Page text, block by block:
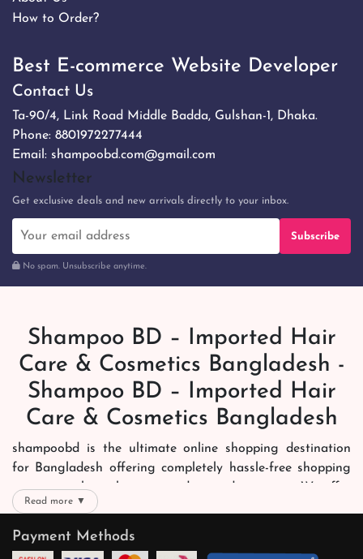
How to Order?
Best E-commerce Website Developer
Contact Us
Ta-90/4, Link Road Middle Badda, Gulshan-1, Dhaka.
Phone: 8801972277444
Email: shampoobd.com@gmail.com
Newsletter
Get exclusive deals and new arrivals directly to your inbox.
Subscribe
No spam. Unsubscribe anytime.
Shampoo BD – Imported Hair
Care & Cosmetics Bangladesh -
Shampoo BD – Imported Hair
Care & Cosmetics Bangladesh
shampoobd is the ultimate online shopping destination
for Bangladesh offering completely hassle-free shopping
experience through secure and trusted gateways. We offer
you trendy and reliable shopping with all your preferred
brands and more. Now shopping is easier, quicker and
always joyous. We help you mark the exact choice here.
Read more ▼
Payment Methods